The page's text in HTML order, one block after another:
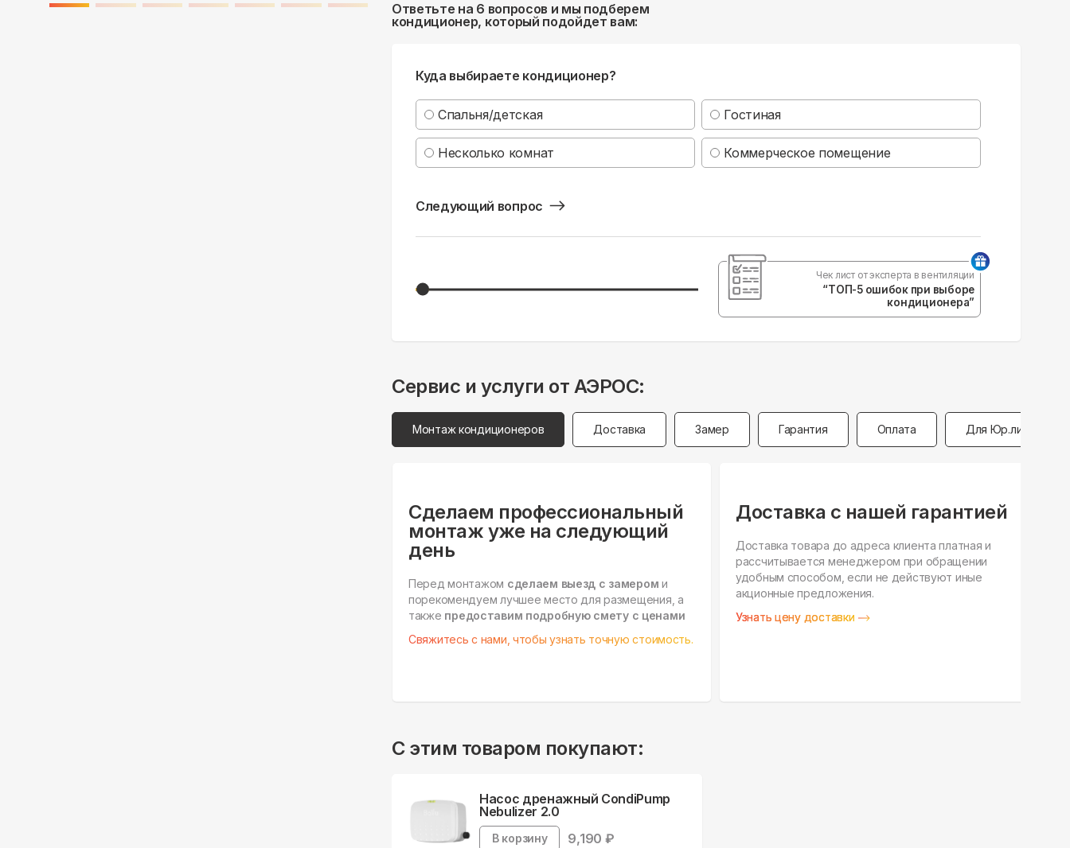
Ответьте на 6 вопросов и мы подберем
кондиционер, который подойдет вам:
Куда выбираете кондиционер?
Спальня/детская Гостиная
Несколько комнат Коммерческое помещение
Следующий вопрос
Чек лист от эксперта в вентиляции
“ТОП-5 ошибок при выборе
кондиционера”
Сервис и услуги от АЭРОС:
Монтаж кондиционеров Доставка Замер Гарантия Оплата Для Юр.лиц
Сделаем профессиональный
монтаж уже на следующий
день
Перед монтажом сделаем выезд с замером и
порекомендуем лучшее место для размещения, а
также предоставим подробную смету с ценами
Свяжитесь с нами, чтобы узнать точную стоимость.
Доставка с нашей гарантией
Доставка товара до адреса клиента платная и
рассчитывается менеджером при обращении
удобным способом, если не действуют иные
акционные предложения.
Узнать цену доставки
С этим товаром покупают:
Насос дренажный CondiPump
Nebulizer 2.0
В корзину 9,190 ₽